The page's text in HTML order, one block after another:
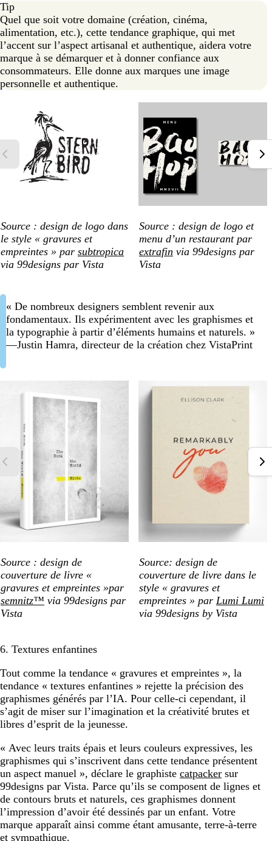
Tip
Quel que soit votre domaine (création, cinéma,
alimentation, etc.), cette tendance graphique, qui met
l’accent sur l’aspect artisanal et authentique, aidera votre
marque à se démarquer et à donner confiance aux
consommateurs. Elle donne aux marques une image
personnelle et authentique.
Source : design de logo dans
le style « gravures et
empreintes » par subtropica
via 99designs par Vista
Source : design de logo et
menu d’un restaurant par
extrafin via 99designs par
Vista
« De nombreux designers semblent revenir aux
fondamentaux. Ils expérimentent avec les graphismes et
la typographie à partir d’éléments humains et naturels. »
—Justin Hamra, directeur de la création chez VistaPrint
Source : design de
couverture de livre «
gravures et empreintes »par
semnitz™ via 99designs par
Vista
Source: design de
couverture de livre dans le
style « gravures et
empreintes » par Lumi Lumi
via 99designs by Vista
6. Textures enfantines
Tout comme la tendance « gravures et empreintes », la
tendance « textures enfantines » rejette la précision des
graphismes générés par l’IA. Pour celle-ci cependant, il
s’agit de miser sur l’imagination et la créativité brutes et
libres d’esprit de la jeunesse.
« Avec leurs traits épais et leurs couleurs expressives, les
graphismes qui s’inscrivent dans cette tendance présentent
un aspect manuel », déclare le graphiste catpacker sur
99designs par Vista. Parce qu’ils se composent de lignes et
de contours bruts et naturels, ces graphismes donnent
l’impression d’avoir été dessinés par un enfant. Votre
marque apparaît ainsi comme étant amusante, terre-à-terre
et sympathique.